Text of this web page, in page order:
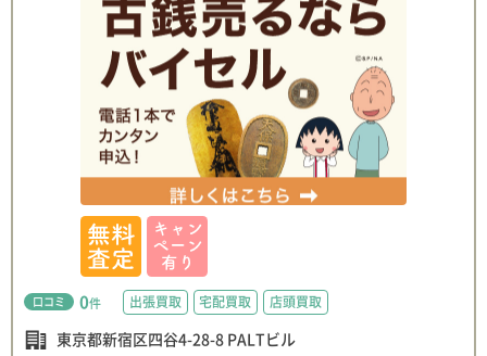
口コミ 0件 出張買取 宅配買取 店頭買取
東京都新宿区四谷4-28-8 PALTビル